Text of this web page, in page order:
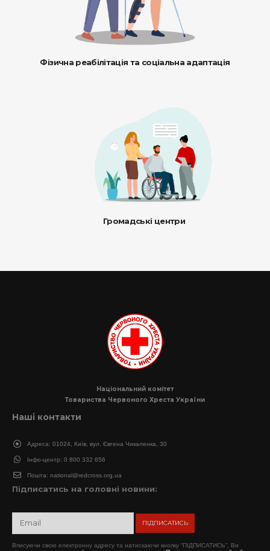
Фізична реабілітація та соціальна адаптація
Громадські центри
Національний комітет
Товариства Червоного Хреста України
Наші контакти
Адреса: 01024, Київ, вул. Євгена Чикаленка, 30
Інфо-центр: 0 800 332 656
Пошта: national@redcross.org.ua
Підписатись на головні новини:
Вписуючи свою електронну адресу та натискаючи кнопку “ПІДПИСАТИСЬ”, Ви